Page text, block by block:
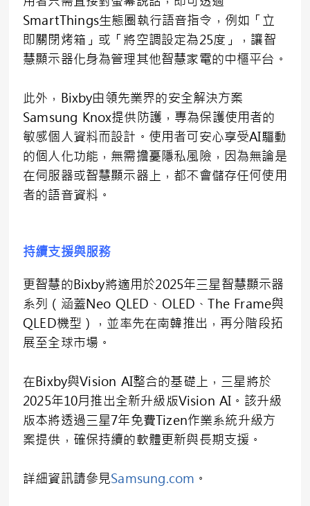
SmartThings生態圈執行語音指令，例如「立
即關閉烤箱」或「將空調設定為25度」，讓智
慧顯示器化身為管理其他智慧家電的中樞平台。
此外，Bixby由領先業界的安全解決方案
Samsung Knox提供防護，專為保護使用者的
敏感個人資料而設計。使用者可安心享受AI驅動
的個人化功能，無需擔憂隱私風險，因為無論是
在伺服器或智慧顯示器上，都不會儲存任何使用
者的語音資料。
持續支援與服務
更智慧的Bixby將適用於2025年三星智慧顯示器
系列（涵蓋Neo QLED、OLED、The Frame與
QLED機型），並率先在南韓推出，再分階段拓
展至全球市場。
在Bixby與Vision AI整合的基礎上，三星將於
2025年10月推出全新升級版Vision AI。該升級
版本將透過三星7年免費Tizen作業系統升級方
案提供，確保持續的軟體更新與長期支援。
詳細資訊請參見Samsung.com 。